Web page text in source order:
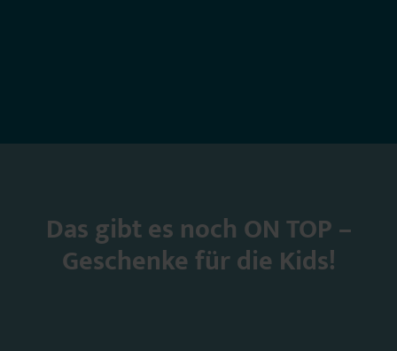
Das gibt es noch ON TOP –
Geschenke für die Kids!